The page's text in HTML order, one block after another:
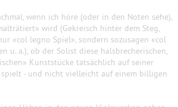
wenn ich höre (oder in den Noten sehe),
wird (Gekreisch hinter dem Steg,
«col legno Spiel», sondern sozusagen «col
u. a.), ob der Solist diese halsbrecherischen,
Kunststücke tatsächlich auf seiner
- und nicht vielleicht auf einem billigen